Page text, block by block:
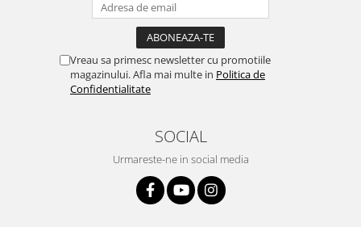
Stimulare olfactivă
Terapie de integrare senzorială
Vreau sa primesc newsletter cu promotiile
magazinului. Afla mai multe in Politica de
Confidentialitate
SOCIAL
Urmareste-ne in social media